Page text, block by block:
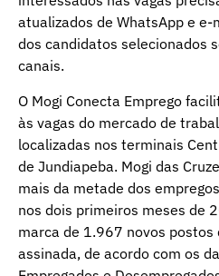
atualizados de WhatsApp e
dos candidatos selecionados
canais.
O Mogi Conecta Emprego
às vagas do mercado de
localizadas nos terminais
de Jundiapeba. Mogi das
mais da metade dos
nos dois primeiros meses de
marca de 1.967 novos
assinada, de acordo com os